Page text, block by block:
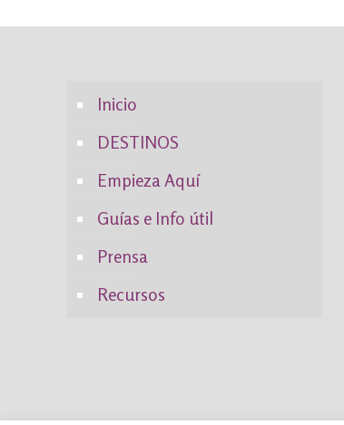
Inicio
DESTINOS
Empieza Aquí
Guías e Info útil
Prensa
Recursos